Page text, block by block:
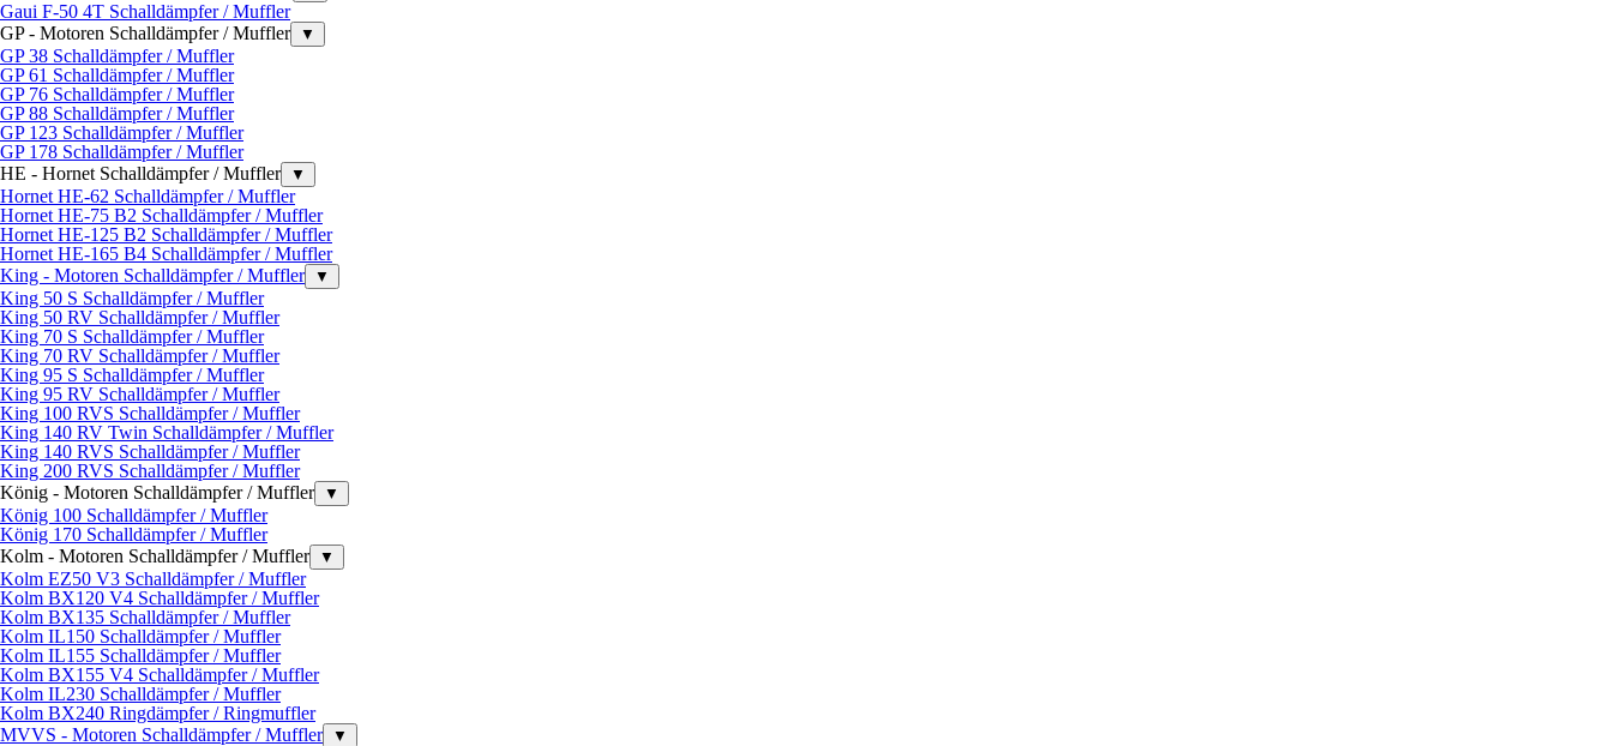
Gaui F-50 4T Schalldämpfer / Muffler
GP - Motoren Schalldämpfer / Muffler
▼
GP 38 Schalldämpfer / Muffler
GP 61 Schalldämpfer / Muffler
GP 76 Schalldämpfer / Muffler
GP 88 Schalldämpfer / Muffler
GP 123 Schalldämpfer / Muffler
GP 178 Schalldämpfer / Muffler
HE - Hornet Schalldämpfer / Muffler
▼
Hornet HE-62 Schalldämpfer / Muffler
Hornet HE-75 B2 Schalldämpfer / Muffler
Hornet HE-125 B2 Schalldämpfer / Muffler
Hornet HE-165 B4 Schalldämpfer / Muffler
King - Motoren Schalldämpfer / Muffler
▼
King 50 S Schalldämpfer / Muffler
King 50 RV Schalldämpfer / Muffler
King 70 S Schalldämpfer / Muffler
King 70 RV Schalldämpfer / Muffler
King 95 S Schalldämpfer / Muffler
King 95 RV Schalldämpfer / Muffler
King 100 RVS Schalldämpfer / Muffler
King 140 RV Twin Schalldämpfer / Muffler
King 140 RVS Schalldämpfer / Muffler
King 200 RVS Schalldämpfer / Muffler
König - Motoren Schalldämpfer / Muffler
▼
König 100 Schalldämpfer / Muffler
König 170 Schalldämpfer / Muffler
Kolm - Motoren Schalldämpfer / Muffler
▼
Kolm EZ50 V3 Schalldämpfer / Muffler
Kolm BX120 V4 Schalldämpfer / Muffler
Kolm BX135 Schalldämpfer / Muffler
Kolm IL150 Schalldämpfer / Muffler
Kolm IL155 Schalldämpfer / Muffler
Kolm BX155 V4 Schalldämpfer / Muffler
Kolm IL230 Schalldämpfer / Muffler
Kolm BX240 Ringdämpfer / Ringmuffler
MVVS - Motoren Schalldämpfer / Muffler
▼